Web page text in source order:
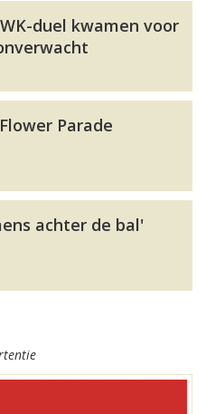
duel kwamen voor
Parade
achter de bal'